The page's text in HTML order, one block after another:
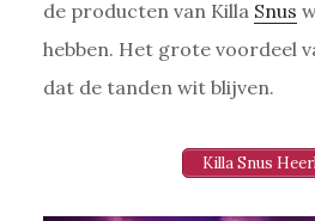
de producten van Killa Snus
hebben. Het grote voordeel
dat de tanden wit blijven.
Killa Snus